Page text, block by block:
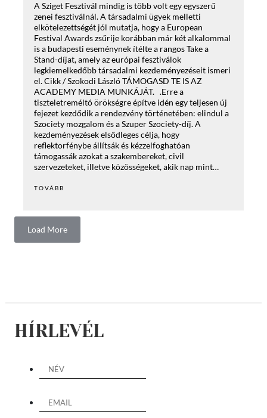
A Sziget Fesztivál mindig is több volt egy egyszerű
zenei fesztiválnál. A társadalmi ügyek melletti
elkötelezettségét jól mutatja, hogy a European
Festival Awards zsűrije korábban már két alkalommal
is a budapesti eseménynek ítélte a rangos Take a
Stand-díjat, amely az európai fesztiválok
legkiemelkedőbb társadalmi kezdeményezéseit ismeri
el. Cikk / Szokodi László TÁMOGASD TE IS AZ
ACADEMY MEDIA MUNKÁJÁT. .Erre a
tiszteletreméltó örökségre építve idén egy teljesen új
fejezet kezdődik a rendezvény történetében: elindul a
Szociety mozgalom és a Szuper Szociety-díj. A
kezdeményezések elsődleges célja, hogy
reflektorfénybe állítsák és kézzelfoghatóan
támogassák azokat a szakembereket, civil
szervezeteket, illetve közösségeket, akik nap mint…
TOVÁBB
Load More
HÍRLEVÉL